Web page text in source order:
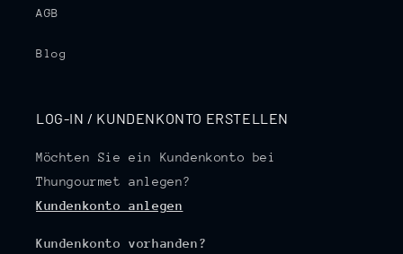
AGB
Blog
LOG-IN / KUNDENKONTO ERSTELLEN
Möchten Sie ein Kundenkonto bei
Thungourmet anlegen?
Kundenkonto anlegen
Kundenkonto vorhanden?